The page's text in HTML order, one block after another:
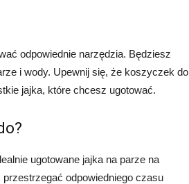
odpowiednie narzędzia. Będziesz
i wody. Upewnij się, że koszyczek do
jajka, które chcesz ugotować.
ugotowane jajka na parze na
odpowiedniego czasu